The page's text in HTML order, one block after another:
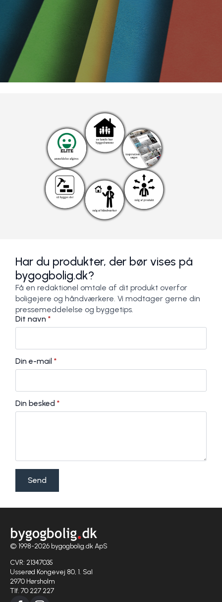
Har du produkter, der bør vises på
bygogbolig.dk?
Få en redaktionel omtale af dit produkt overfor
boligejere og håndværkere. Vi modtager gerne din
pressemeddelelse og byggetips.
Dit navn *
Din e-mail *
Din besked *
Send
© 1998-2026 bygogbolig.dk ApS
CVR: 21347035
Usserød Kongevej 80, 1. Sal
2970 Hørsholm
Tlf. 70 227 227